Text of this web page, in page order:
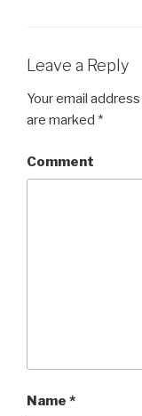
Leave a Reply
Your email
are marked *
Comment
Name *